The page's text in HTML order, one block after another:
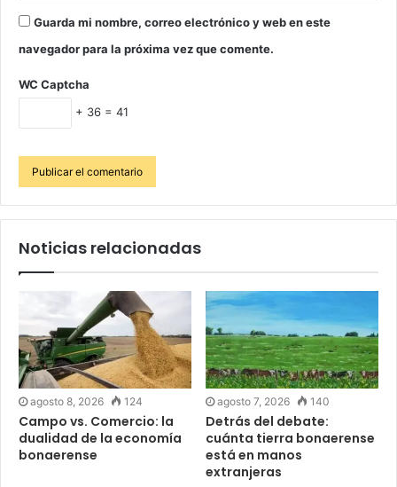
Guarda mi nombre, correo electrónico y web en este
navegador para la próxima vez que comente.
WC Captcha
+ 36 = 41
Noticias relacionadas
agosto 8, 2026 124
Campo vs. Comercio: la
dualidad de la economía
bonaerense
agosto 7, 2026 140
Detrás del debate:
cuánta tierra bonaerense
está en manos
extranjeras